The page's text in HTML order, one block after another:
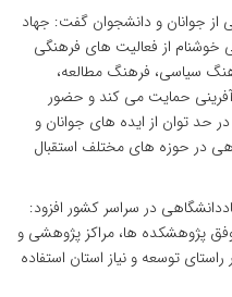
جوانان و دانشجوان گفت: جهاد
خوشنام از فعالیت های فرهنگی
سیاسی، فرهنگ مطالعه،
حمایت می کند و حضور
حد توان از ایده های جوانان و
در حوزه های مختلف استقبال
در سراسر کشور افزود:
پژوهشکده ها، مراکز پژوهشی و
توسعه و نیاز استان استفاده